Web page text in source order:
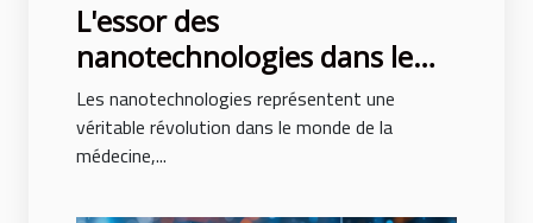
L'essor des
nanotechnologies dans le
domaine médical
innovations thérapeutiques
et perspectives d'avenir
Les nanotechnologies représentent une
véritable révolution dans le monde de la
médecine,...